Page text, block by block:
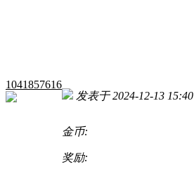
1041857616
发表于 2024-12-13 15:40
金币:
奖励: